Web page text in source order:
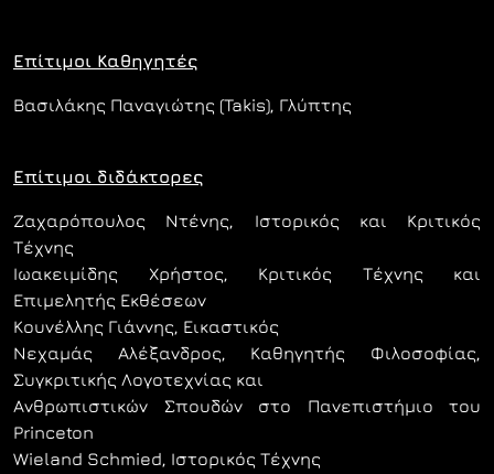
Επίτιμοι Καθηγητές
Βασιλάκης Παναγιώτης (Takis), Γλύπτης
Επίτιμοι διδάκτορες
Ζαχαρόπουλος Ντένης, Ιστορικός και Κριτικός
Τέχνης
Ιωακειμίδης Χρήστος, Κριτικός Τέχνης και
Επιμελητής Εκθέσεων
Κουνέλλης Γιάννης, Εικαστικός
Νεχαμάς Αλέξανδρος, Καθηγητής Φιλοσοφίας,
Συγκριτικής Λογοτεχνίας και
Ανθρωπιστικών Σπουδών στο Πανεπιστήμιο του
Princeton
Wieland Schmied, Ιστορικός Τέχνης